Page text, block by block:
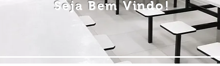
Seja Bem Vindo!